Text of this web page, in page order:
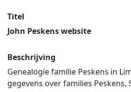
Titel
John Peskens website
Beschrijving
Genealogie familie Peskens in
gegevens over families Peskens,